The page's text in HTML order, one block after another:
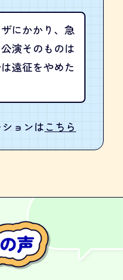
にかかり、急
演そのものは
遠征をやめた
ョンはこちら